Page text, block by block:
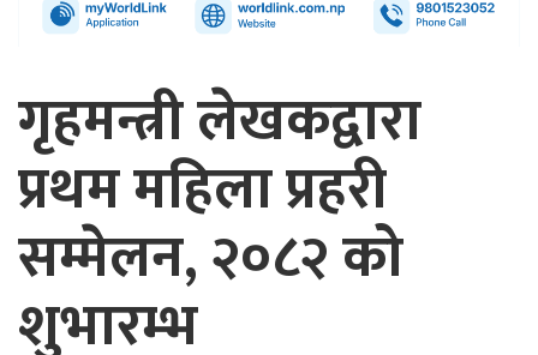
गृहमन्त्री लेखकद्वारा
प्रथम महिला प्रहरी
सम्मेलन, २०८२ को
शुभारम्भ